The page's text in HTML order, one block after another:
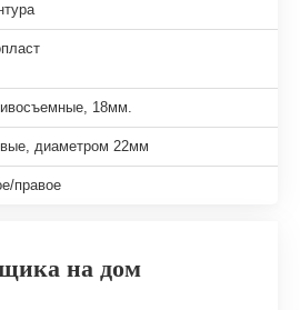
18мм.
диаметром 22мм
правое
на дом